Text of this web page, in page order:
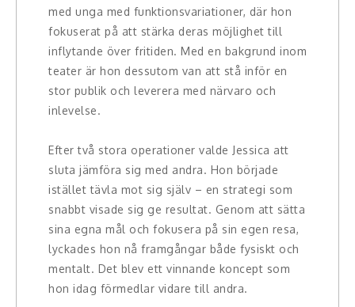
Omvärld, politik, juridik
Pedagogik, skola, föräldraskap
Teamwork, teambuilding, relationer
Företagsledare
Författare
Idrottare och äventyrare
med unga med funktionsvariationer, där hon
fokuserat på att stärka deras möjlighet till
inflytande över fritiden. Med en bakgrund inom
teater är hon dessutom van att stå inför en
stor publik och leverera med närvaro och
inlevelse.
Efter två stora operationer valde Jessica att
sluta jämföra sig med andra. Hon började
istället tävla mot sig själv – en strategi som
snabbt visade sig ge resultat. Genom att sätta
sina egna mål och fokusera på sin egen resa,
lyckades hon nå framgångar både fysiskt och
mentalt. Det blev ett vinnande koncept som
hon idag förmedlar vidare till andra.